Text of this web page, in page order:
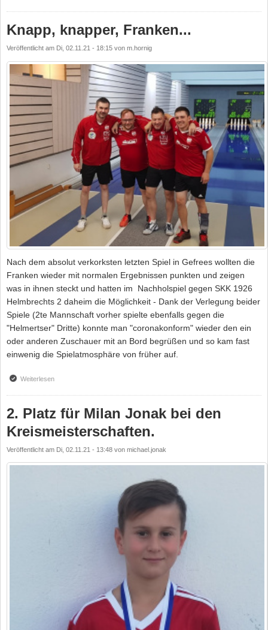
Knapp, knapper, Franken...
Veröffentlicht am Di, 02.11.21 - 18:15 von m.hornig
Nach dem absolut verkorksten letzten Spiel in Gefrees wollten die
Franken wieder mit normalen Ergebnissen punkten und zeigen
was in ihnen steckt und hatten im Nachholspiel gegen SKK 1926
Helmbrechts 2 daheim die Möglichkeit - Dank der Verlegung beider
Spiele (2te Mannschaft vorher spielte ebenfalls gegen die
"Helmertser" Dritte) konnte man "coronakonform" wieder den ein
oder anderen Zuschauer mit an Bord begrüßen und so kam fast
einwenig die Spielatmosphäre von früher auf.
Weiterlesenüber Knapp, knapper, Franken...
2. Platz für Milan Jonak bei den
Kreismeisterschaften.
Veröffentlicht am Di, 02.11.21 - 13:48 von michael.jonak